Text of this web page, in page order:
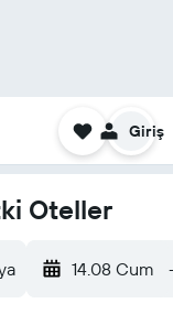
Giriş
Oteller
14.08 Cum